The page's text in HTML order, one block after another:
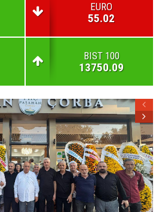
EURO
55.02
BIST 100
13750.09